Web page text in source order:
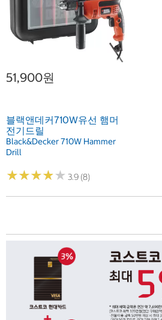
51,900원
블랙앤데커710W유선 햄머
전기드릴
Black&Decker 710W Hammer
Drill
★★★★★
★★★★★ 3.9 (8)